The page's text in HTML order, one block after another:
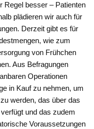
Regel besser – Patienten
plädieren wir auch für
Derzeit gibt es für
wie zum
von Frühchen
Aus Befragungen
Operationen
in Kauf zu nehmen, um
werden, das über das
und das zudem
Voraussetzungen